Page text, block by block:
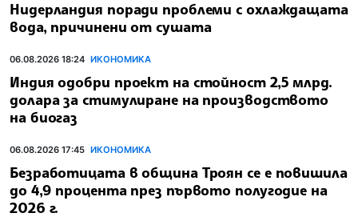
Нидерландия поради проблеми с охлаждащата
вода, причинени от сушата
06.08.2026 18:24 ИКОНОМИКА
Индия одобри проект на стойност 2,5 млрд.
долара за стимулиране на производството
на биогаз
06.08.2026 17:45 ИКОНОМИКА
Безработицата в община Троян се е повишила
до 4,9 процента през първото полугодие на
2026 г.